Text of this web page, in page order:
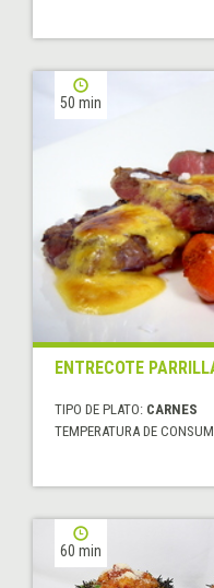
50 min
ENTRECOTE
TIPO DE PLATO: CARNES
TEMPERATURA DE
60 min